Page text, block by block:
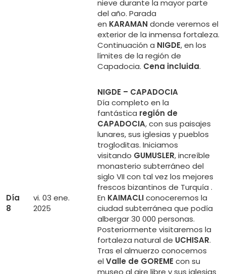
nieve durante la mayor parte
del año. Parada
en KARAMAN donde veremos el
exterior de la inmensa fortaleza.
Continuación a NIGDE, en los
límites de la región de
Capadocia. Cena incluida.
Día
8
vi. 03 ene.
2025
NIGDE – CAPADOCIA
Día completo en la
fantástica región de
CAPADOCIA, con sus paisajes
lunares, sus iglesias y pueblos
trogloditas. Iniciamos
visitando GUMUSLER, increíble
monasterio subterráneo del
siglo VII con tal vez los mejores
frescos bizantinos de Turquía .
En KAIMACLIconoceremos la
ciudad subterránea que podía
albergar 30 000 personas.
Posteriormente visitaremos la
fortaleza natural de UCHISAR.
Tras el almuerzo conocemos
el Valle de GOREME con su
museo al aire libre y sus iglesias